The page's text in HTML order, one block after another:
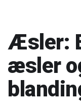
Æsler:
æsler